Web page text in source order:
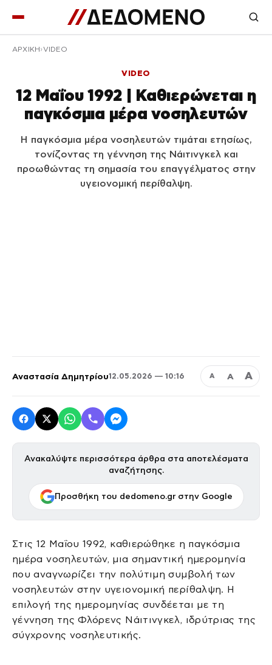
ΑΡΧΙΚΉ VIDEO
VIDEO
12 Μαΐου 1992 | Καθιερώνεται η
παγκόσμια μέρα νοσηλευτών
Η παγκόσμια μέρα νοσηλευτών τιμάται ετησίως,
τονίζοντας τη γέννηση της Νάιτινγκελ και
προωθώντας τη σημασία του επαγγέλματος στην
υγειονομική περίθαλψη.
Αναστασία Δημητρίου12.05.2026 — 10:16 Α Α Α
Ανακαλύψτε περισσότερα άρθρα στα αποτελέσματα
αναζήτησης.
Προσθήκη του dedomeno.gr στην Google
Στις 12 Μαΐου 1992, καθιερώθηκε η παγκόσμια
ημέρα νοσηλευτών, μια σημαντική ημερομηνία
που αναγνωρίζει την πολύτιμη συμβολή των
νοσηλευτών στην υγειονομική περίθαλψη. Η
επιλογή της ημερομηνίας συνδέεται με τη
γέννηση της Φλόρενς Νάιτινγκελ, ιδρύτριας της
σύγχρονης νοσηλευτικής.